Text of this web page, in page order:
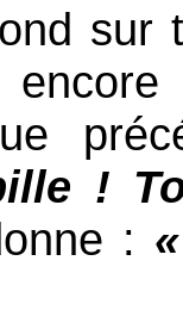
sur
!
: